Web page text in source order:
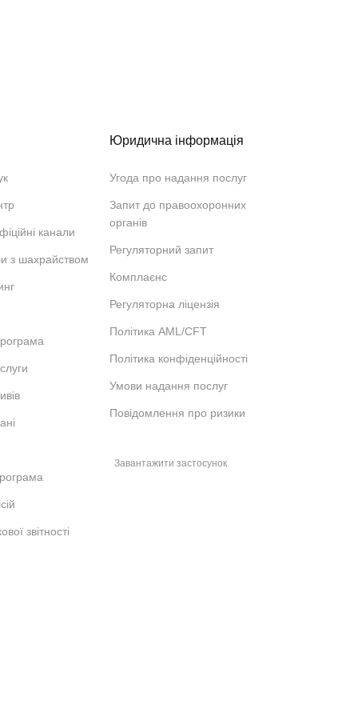
канали
з шахрайством
звітності
Юридична інформація
Угода про надання послуг
Запит до правоохоронних
органів
Регуляторний запит
Комплаєнс
Регуляторна ліцензія
Політика AML/CFT
Політика конфіденційності
Умови надання послуг
Повідомлення про ризики
Завантажити застосунок